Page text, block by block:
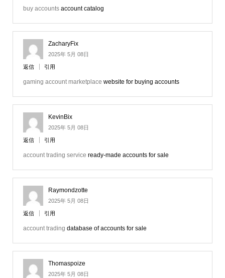
buy accounts account catalog
ZacharyFix
2025年 5月 08日
返信 引用
gaming account marketplace website for buying accounts
KevinBix
2025年 5月 08日
返信 引用
account trading service ready-made accounts for sale
Raymondzotte
2025年 5月 08日
返信 引用
account trading database of accounts for sale
Thomaspoize
2025年 5月 08日